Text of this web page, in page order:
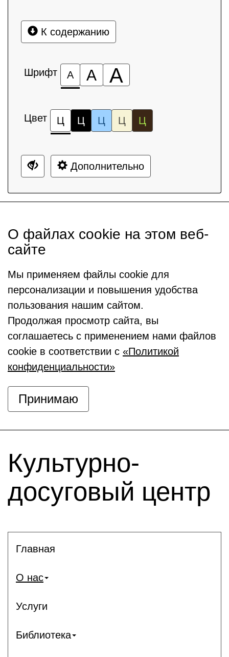
К содержанию
Шрифт А А А
Цвет Ц Ц Ц Ц Ц
Дополнительно
О файлах cookie на этом веб-
сайте
Мы применяем файлы cookie для
персонализации и повышения удобства
пользования нашим сайтом.
Продолжая просмотр сайта, вы
соглашаетесь с применением нами файлов
cookie в соответствии с «Политикой
конфиденциальности»
Принимаю
Культурно-
досуговый центр
Главная
О нас
Услуги
Библиотека